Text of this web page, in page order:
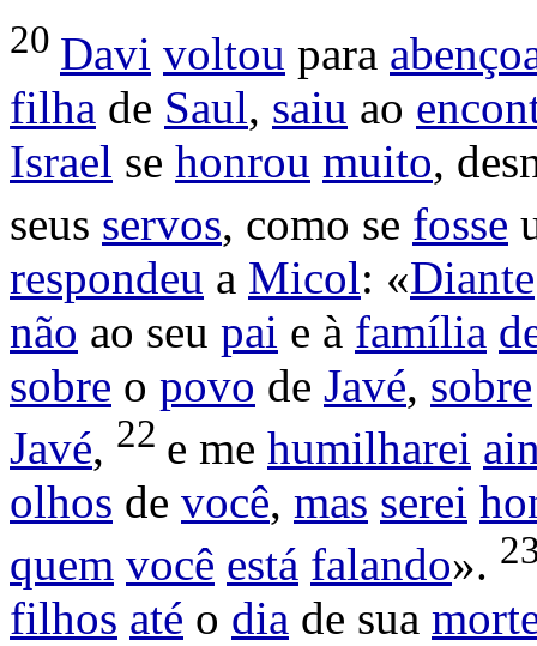
20 Davi voltou para
filha de Saul, saiu ao
Israel se honrou muito,
seus servos, como se fosse
respondeu a Micol: «Diante
não ao seu pai e à família
sobre o povo de Javé, sobre
Javé, 22 e me humilharei
olhos de você, mas serei
quem você está falando».
filhos até o dia de sua